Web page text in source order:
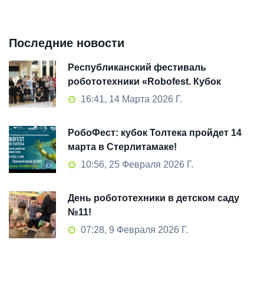
Последние новости
Республиканский фестиваль
робототехники «Robofest. Кубок
Толтека» 2026: как это было
16:41, 14 Марта 2026 Г.
РобоФест: кубок Толтека пройдет 14
марта в Стерлитамаке!
10:56, 25 Февраля 2026 Г.
День робототехники в детском саду
№11!
07:28, 9 Февраля 2026 Г.